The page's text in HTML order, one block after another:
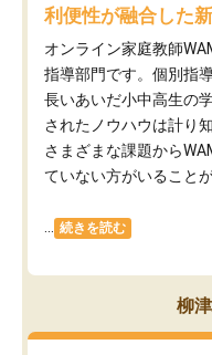
利便性が融合した
オンライン家庭教師
指導部門です。個別指
長いあいだ小中高生の
されたノウハウは計り
さまざまな課題から
ていない方がいること
続きを読む
柳